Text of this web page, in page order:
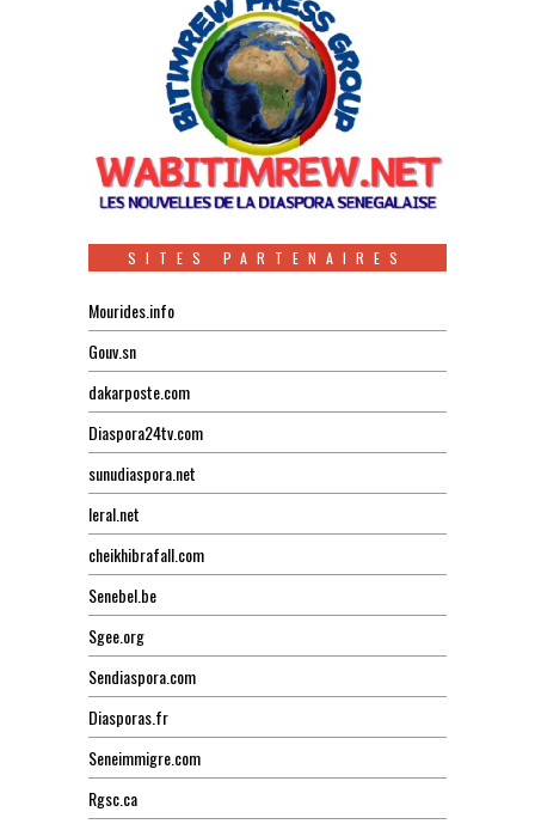
SITES PARTENAIRES
Mourides.info
Gouv.sn
dakarposte.com
Diaspora24tv.com
sunudiaspora.net
leral.net
cheikhibrafall.com
Senebel.be
Sgee.org
Sendiaspora.com
Diasporas.fr
Seneimmigre.com
Rgsc.ca